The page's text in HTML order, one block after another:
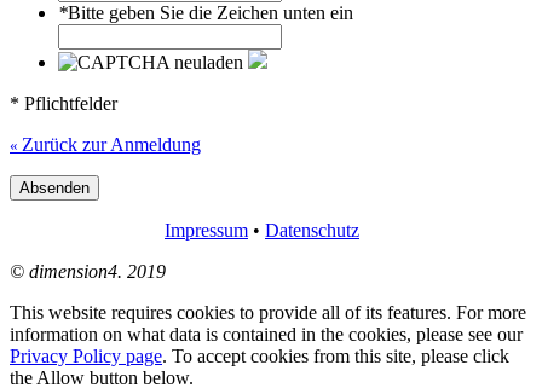
*Bitte geben Sie die Zeichen unten ein
* Pflichtfelder
« Zurück zur Anmeldung
Absenden
Impressum • Datenschutz
© dimension4. 2019
This website requires cookies to provide all of its features. For more
information on what data is contained in the cookies, please see our
Privacy Policy page. To accept cookies from this site, please click
the Allow button below.